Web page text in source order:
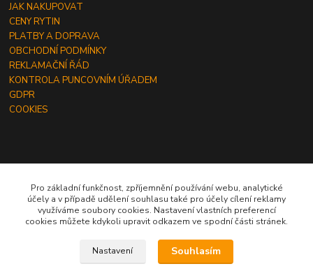
JAK NAKUPOVAT
CENY RYTIN
PLATBY A DOPRAVA
OBCHODNÍ PODMÍNKY
REKLAMAČNÍ ŘÁD
KONTROLA PUNCOVNÍM ÚŘADEM
GDPR
COOKIES
JAK OBJEDNAT RYTINU DO ŠPERKU
JAK VYBRAT SPRÁVNOU VELIKOST PRSTENU
Pro základní funkčnost, zpříjemnění používání webu, analytické
účely a v případě udělení souhlasu také pro účely cílení reklamy
využíváme soubory cookies. Nastavení vlastních preferencí
cookies můžete kdykoli upravit odkazem ve spodní části stránek.
Nastavení Souhlasím